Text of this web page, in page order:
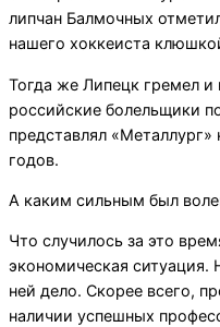
липчан Балмочных
нашего хоккеиста
Тогда же Липецк гремел
российские болельщики
представлял
годов.
А каким сильным был
Что случилось за это
экономическая ситуация.
ней дело. Скорее всего,
наличии успешных